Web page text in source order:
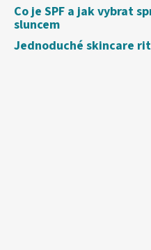
Co je SPF a jak vybrat
sluncem
Jednoduché skincare